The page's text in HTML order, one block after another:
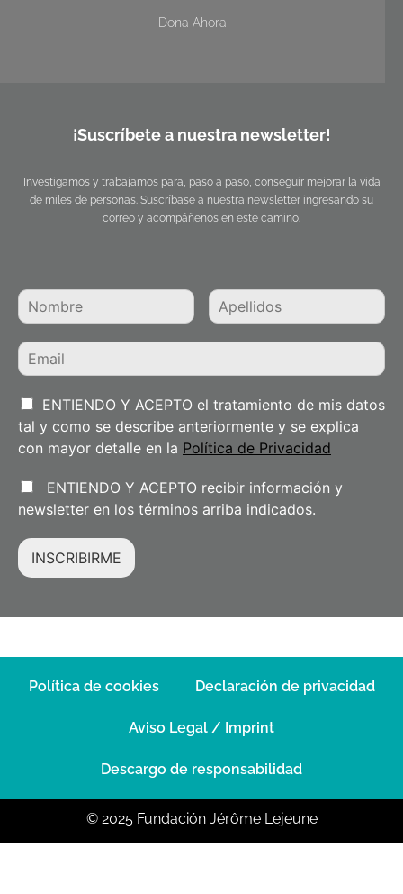
Dona Ahora
¡Suscríbete a nuestra newsletter!
Investigamos y trabajamos para, paso a paso, conseguir mejorar la vida
de miles de personas. Suscríbase a nuestra newsletter ingresando su
correo y acompáñenos en este camino.
ENTIENDO Y ACEPTO el tratamiento de mis datos
tal y como se describe anteriormente y se explica
con mayor detalle en la Política de Privacidad
ENTIENDO Y ACEPTO recibir información y
newsletter en los términos arriba indicados.
INSCRIBIRME
Política de cookies Declaración de privacidad
Aviso Legal / Imprint
Descargo de responsabilidad
© 2025 Fundación Jérôme Lejeune